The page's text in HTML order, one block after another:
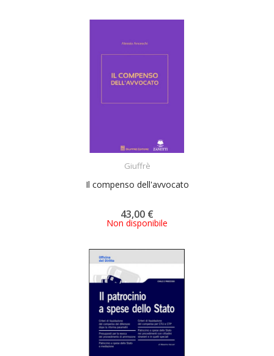
Giuffrè
Il compenso dell'avvocato
43,00 €
Non disponibile